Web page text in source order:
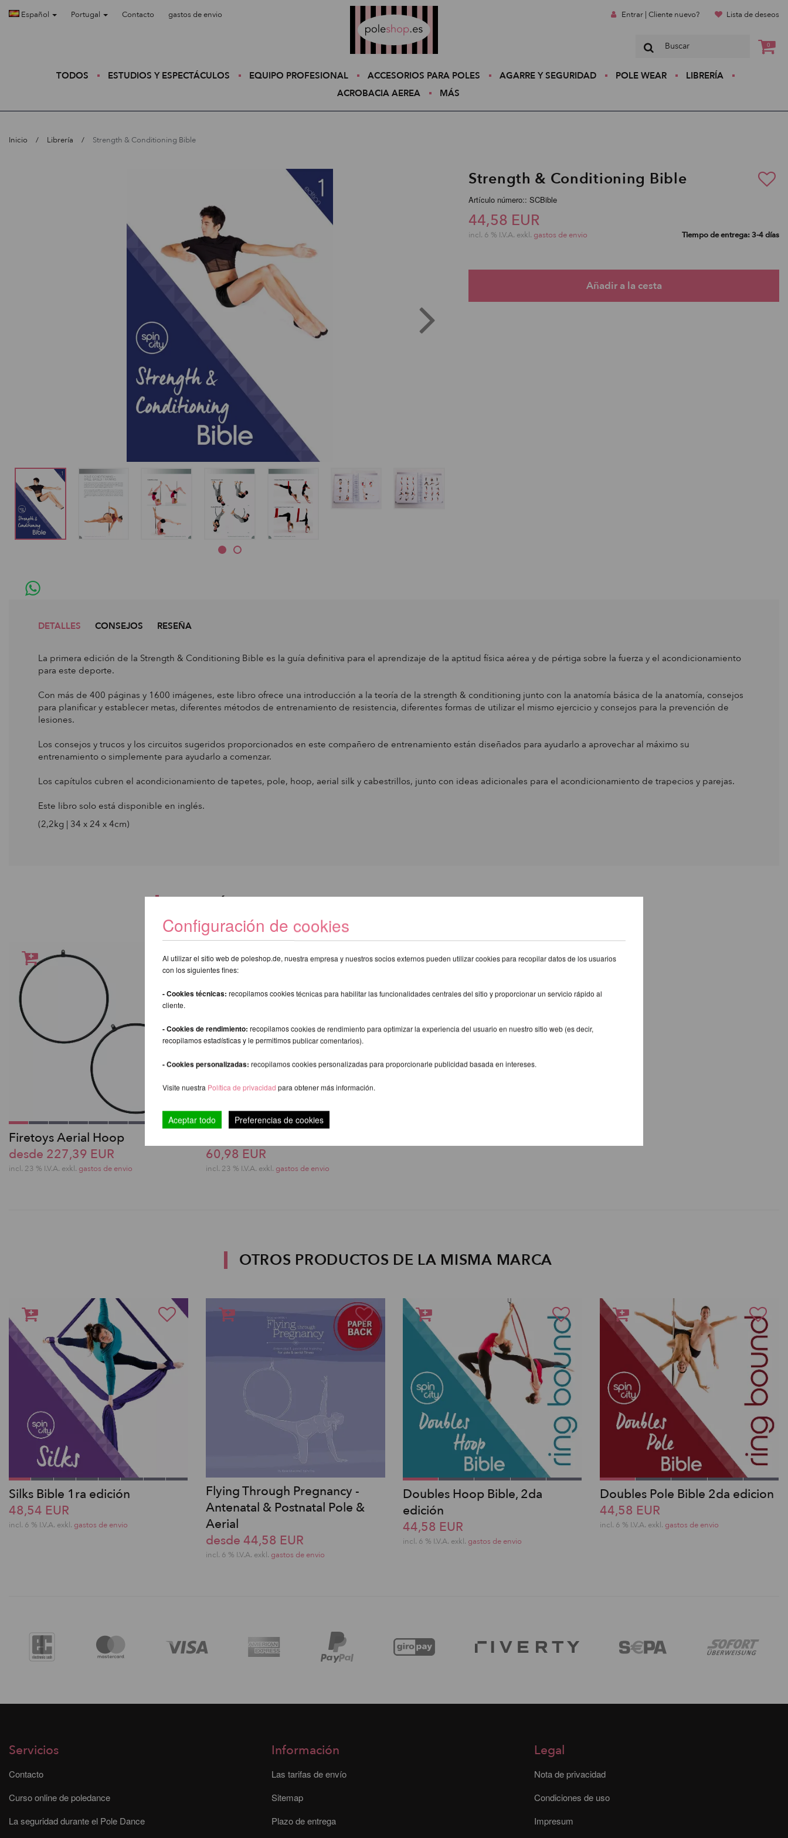
Español Portugal Contacto gastos de envio Entrar | Cliente nuevo? Lista de deseos
0
TODOS ESTUDIOS Y ESPECTÁCULOS EQUIPO PROFESIONAL ACCESORIOS PARA POLES AGARRE Y SEGURIDAD POLE WEAR
LIBRERÍA
ACROBACIA AEREA
MÁS
Inicio Librería Strength & Conditioning Bible
Strength & Conditioning Bible
Artículo número:: SCBible
44,58 EUR
incl. 6 % I.V.A. exkl. gastos de envio Tiempo de entrega: 3-4 días
DETALLES CONSEJOS RESEÑA
La primera edición de la Strength & Conditioning Bible es la guía definitiva para el aprendizaje de la aptitud física aérea y de pértiga sobre la fuerza y el acondicionamiento
para este deporte.
Con más de 400 páginas y 1600 imágenes, este libro ofrece una introducción a la teoría de la strength & conditioning junto con la anatomía básica de la anatomía, consejos
para planificar y establecer metas, diferentes métodos de entrenamiento de resistencia, diferentes formas de utilizar el mismo ejercicio y consejos para la prevención de
lesiones.
Los consejos y trucos y los circuitos sugeridos proporcionados en este compañero de entrenamiento están diseñados para ayudarlo a aprovechar al máximo su
entrenamiento o simplemente para ayudarlo a comenzar.
Los capítulos cubren el acondicionamiento de tapetes, pole, hoop, aerial silk y cabestrillos, junto con ideas adicionales para el acondicionamiento de trapecios y parejas.
Este libro solo está disponible en inglés.
(2,2kg | 34 x 24 x 4cm)
Firetoys Aerial Hoop
desde 227,39 EUR
incl. 23 % I.V.A. exkl. gastos de envio
60,98 EUR
incl. 23 % I.V.A. exkl. gastos de envio
OTROS PRODUCTOS DE LA MISMA MARCA
Silks Bible 1ra edición
48,54 EUR
incl. 6 % I.V.A. exkl. gastos de envio
Flying Through Pregnancy -
Antenatal & Postnatal Pole &
Aerial
desde 44,58 EUR
incl. 6 % I.V.A. exkl. gastos de envio
Doubles Hoop Bible, 2da
edición
44,58 EUR
incl. 6 % I.V.A. exkl. gastos de envio
Doubles Pole Bible 2da edicion
44,58 EUR
incl. 6 % I.V.A. exkl. gastos de envio
Servicios
Contacto
Curso online de poledance
La seguridad durante el Pole Dance
Información
Las tarifas de envío
Sitemap
Plazo de entrega
Legal
Nota de privacidad
Condiciones de uso
Impresum
Configuración de cookies
Al utilizar el sitio web de poleshop.de, nuestra empresa y nuestros socios externos pueden utilizar cookies para recopilar datos de los usuarios
con los siguientes fines:
- Cookies técnicas: recopilamos cookies técnicas para habilitar las funcionalidades centrales del sitio y proporcionar un servicio rápido al
cliente.
- Cookies de rendimiento: recopilamos cookies de rendimiento para optimizar la experiencia del usuario en nuestro sitio web (es decir,
recopilamos estadísticas y le permitimos publicar comentarios).
- Cookies personalizadas: recopilamos cookies personalizadas para proporcionarle publicidad basada en intereses.
Visite nuestra Política de privacidad para obtener más información.
Aceptar todo Preferencias de cookies